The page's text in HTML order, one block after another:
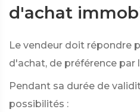
d'achat
Le vendeur doit répondre
d'achat, de préférence par
Pendant sa durée de
possibilités :